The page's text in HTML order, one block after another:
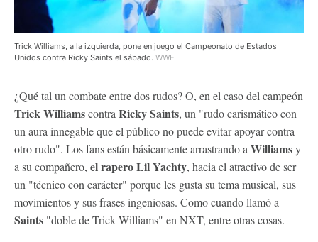
Trick Williams, a la izquierda, pone en juego el Campeonato de Estados
Unidos contra Ricky Saints el sábado. WWE
¿Qué tal un combate entre dos rudos? O, en el caso del campeón
Trick Williamscontra Ricky Saints, un "rudo carismático con
un aura innegable que el público no puede evitar apoyar contra
otro rudo". Los fans están básicamente arrastrando a Williamsy
a su compañero, el rapero Lil Yachty, hacia el atractivo de ser
un "técnico con carácter" porque les gusta su tema musical, sus
movimientos y sus frases ingeniosas. Como cuando llamó a
Saints "doble de Trick Williams" en NXT, entre otras cosas.